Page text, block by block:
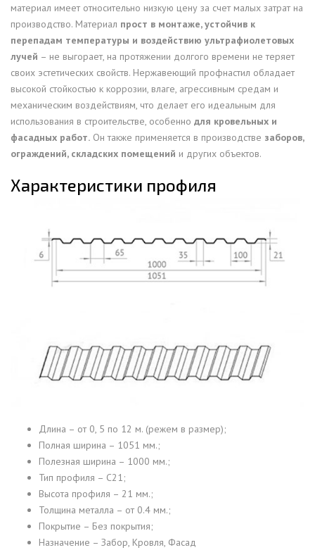
материал имеет относительно низкую цену за счет малых затрат на
производство. Материал прост в монтаже, устойчив к
перепадам температуры и воздействию ультрафиолетовых
лучей – не выгорает, на протяжении долгого времени не теряет
своих эстетических свойств. Нержавеющий профнастил обладает
высокой стойкостью к коррозии, влаге, агрессивным средам и
механическим воздействиям, что делает его идеальным для
использования в строительстве, особенно для кровельных и
фасадных работ. Он также применяется в производстве заборов,
ограждений, складских помещений и других объектов.
Характеристики профиля
Длина – от 0, 5 по 12 м. (режем в размер);
Полная ширина – 1051 мм.;
Полезная ширина – 1000 мм.;
Тип профиля – С21;
Высота профиля – 21 мм.;
Толщина металла – от 0.4 мм.;
Покрытие – Без покрытия;
Назначение – Забор, Кровля, Фасад